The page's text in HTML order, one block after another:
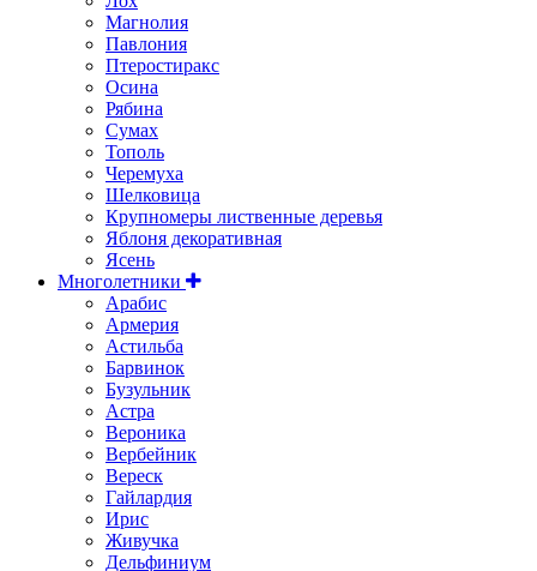
Магнолия
Павлония
Птеростиракс
Осина
Рябина
Сумах
Тополь
Черемуха
Шелковица
Крупномеры лиственные деревья
Яблоня декоративная
Ясень
Многолетники
Арабис
Армерия
Астильбa
Барвинок
Бузульник
Астра
Вероника
Вербейник
Вереск
Гайлардия
Ирис
Живучка
Дельфиниум